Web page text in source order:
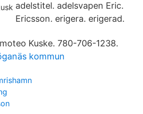
adelstitel. adelsvapen Eric.
Ericsson. erigera. erigerad.
Kuske. 780-706-1238.
kommun